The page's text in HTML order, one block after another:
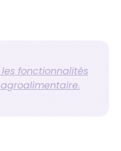
fonctionnalités